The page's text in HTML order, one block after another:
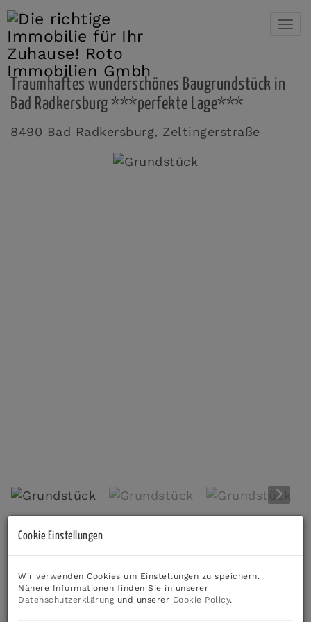
Traumhaftes wunderschönes Baugrundstück in
Bad Radkersburg ***perfekte Lage***
8490 Bad Radkersburg, Zeltingerstraße
Beschreibung
Baugrundstücke inmitten von Bad Radkersburg ***
In attraktiver Lage in
stehen
Cookie Einstellungen
Wir verwenden Cookies um Einstellungen zu speichern.
Nähere Informationen finden Sie in unserer
Datenschutzerklärungund unserer Cookie Policy.